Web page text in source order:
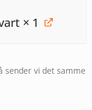
× 1
sender vi det samme